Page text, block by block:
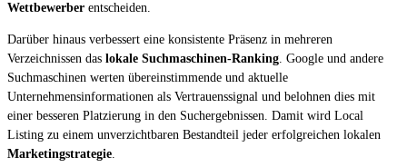
Wettbewerber entscheiden.
Darüber hinaus verbessert eine konsistente Präsenz in mehreren
Verzeichnissen das lokale Suchmaschinen-Ranking. Google und andere
Suchmaschinen werten übereinstimmende und aktuelle
Unternehmensinformationen als Vertrauenssignal und belohnen dies mit
einer besseren Platzierung in den Suchergebnissen. Damit wird Local
Listing zu einem unverzichtbaren Bestandteil jeder erfolgreichen lokalen
Marketingstrategie.